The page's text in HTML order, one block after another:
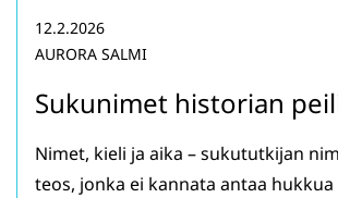
Sukunimet historian
12.2.2026
AURORA SALMI
Nimet, kieli ja aika – sukututkijan
teos, jonka ei kannata antaa hukkua